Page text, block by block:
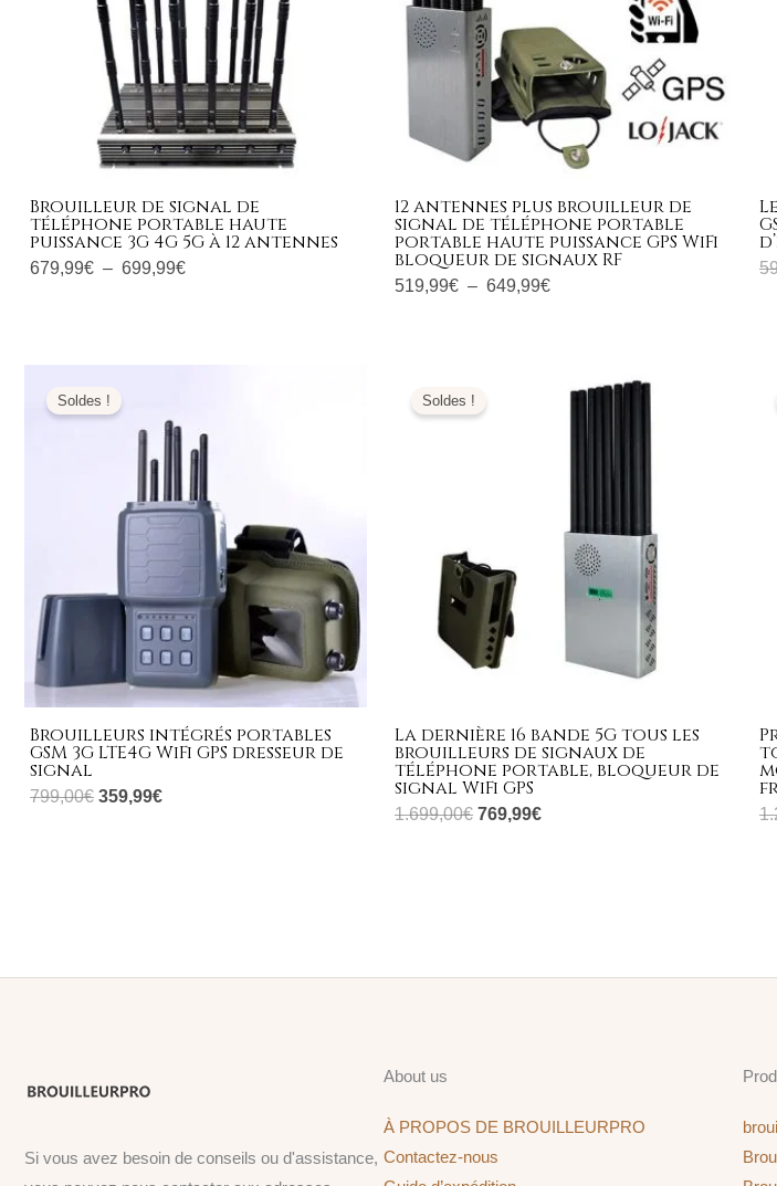
Brouilleur de signal de
téléphone portable haute
puissance 3G 4G 5G à 12 antennes
679,99€ – 699,99€
12 antennes plus brouilleur de
signal de téléphone portable
portable haute puissance GPS WiFi
bloqueur de signaux RF
519,99€ – 649,99€
Soldes !
Brouilleurs intégrés portables
GSM 3G LTE4G WiFi GPS dresseur de
signal
799,00€
initial
799,00€.
359,99€
est :
359,99€.
Soldes !
La dernière 16 bande 5G tous les
brouilleurs de signaux de
téléphone portable, bloqueur de
signal WiFi GPS
1.699,00€
initial
769,99€
Si vous avez besoin de conseils ou d'assistance,
About us
À PROPOS DE BROUILLEURPRO
Contactez-nous